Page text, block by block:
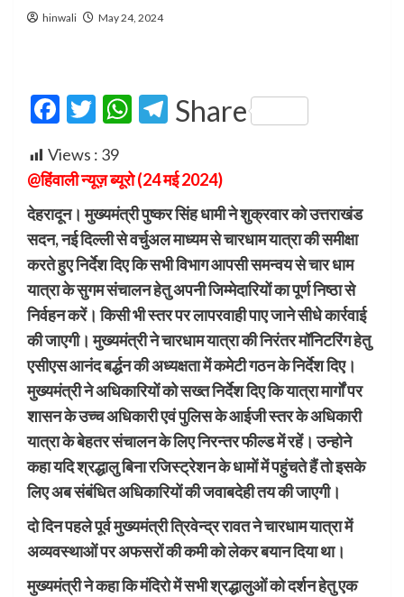
hinwali May 24, 2024
Facebook
Twitter
WhatsApp
Telegram
Share
Views : 39
@हिंवाली न्यूज़ ब्यूरो (24 मई 2024)
देहरादून। मुख्यमंत्री पुष्कर सिंह धामी ने शुक्रवार को उत्तराखंड
सदन, नई दिल्ली से वर्चुअल माध्यम से चारधाम यात्रा की समीक्षा
करते हुए निर्देश दिए कि सभी विभाग आपसी समन्वय से चार धाम
यात्रा के सुगम संचालन हेतु अपनी जिम्मेदारियों का पूर्ण निष्ठा से
निर्वहन करें। किसी भी स्तर पर लापरवाही पाए जाने सीधे कार्रवाई
की जाएगी। मुख्यमंत्री ने चारधाम यात्रा की निरंतर मॉनिटरिंग हेतु
एसीएस आनंद बर्द्धन की अध्यक्षता में कमेटी गठन के निर्देश दिए।
मुख्यमंत्री ने अधिकारियों को सख्त निर्देश दिए कि यात्रा मार्गों पर
शासन के उच्च अधिकारी एवं पुलिस के आईजी स्तर के अधिकारी
यात्रा के बेहतर संचालन के लिए निरन्तर फील्ड में रहें। उन्होने
कहा यदि श्रद्धालु बिना रजिस्ट्रेशन के धामों में पहुंचते हैं तो इसके
लिए अब संबंधित अधिकारियों की जवाबदेही तय की जाएगी।
दो दिन पहले पूर्व मुख्यमंत्री त्रिवेन्द्र रावत ने चारधाम यात्रा में
अव्यवस्थाओं पर अफसरों की कमी को लेकर बयान दिया था।
मुख्यमंत्री ने कहा कि मंदिरो में सभी श्रद्धालुओं को दर्शन हेतु एक